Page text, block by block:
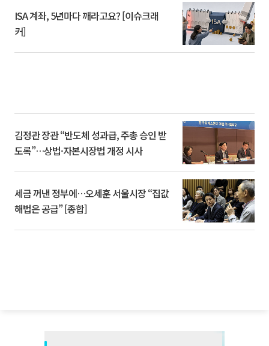
ISA 계좌, 5년마다 깨라고요? [이슈크래
커]
김정관 장관 “반도체 성과급, 주총 승인 받
도록”…상법·자본시장법 개정 시사
세금 꺼낸 정부에…오세훈 서울시장 “집값
해법은 공급” [종합]